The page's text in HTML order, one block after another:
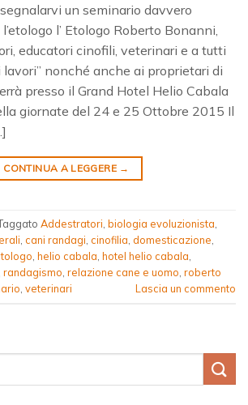
un seminario davvero
l’ Etologo Roberto Bonanni,
educatori cinofili, veterinari e a tutti
nonché anche ai proprietari di
presso il Grand Hotel Helio Cabala
giornate del 24 e 25 Ottobre 2015 Il
CONTINUA A LEGGERE →
Addestratori biologia evoluzionista
cani randagi cinofilia domesticazione
helio cabala hotel helio cabala
randagismo relazione cane e uomo roberto
veterinari Lascia un commento